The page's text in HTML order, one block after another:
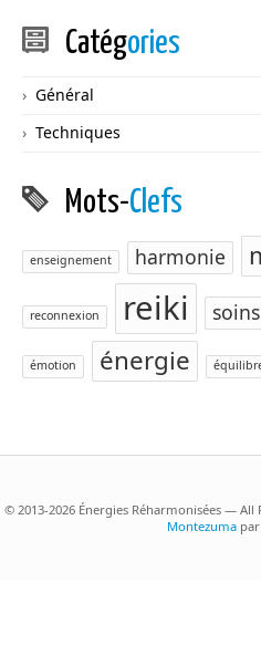
Catégories
Général
Techniques
Mots-Clefs
enseignement harmonie
reconnexion reiki
émotion énergie
© 2013-2026 Énergies Réharmonisées — All
Montezuma